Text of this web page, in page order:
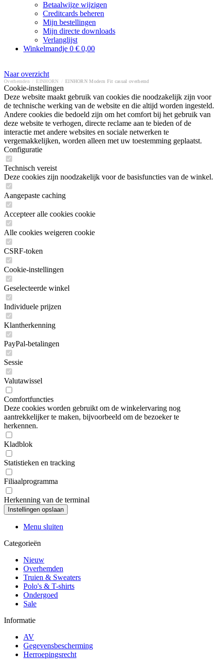
Betaalwijze wijzigen
Creditcards beheren
Mijn bestellingen
Mijn directe downloads
Verlanglijst
Winkelmandje 0 € 0,00
Naar overzicht
Overhemden EINHORN EINHORN Modern Fit casual overhemd
Cookie-instellingen
Deze website maakt gebruik van cookies die noodzakelijk zijn voor
de technische werking van de website en die altijd worden ingesteld.
Andere cookies die bedoeld zijn om het comfort bij het gebruik van
deze website te verhogen, directe reclame aan te bieden of de
interactie met andere websites en sociale netwerken te
vergemakkelijken, worden alleen met uw toestemming geplaatst.
Configuratie
Technisch vereist
Deze cookies zijn noodzakelijk voor de basisfuncties van de winkel.
Aangepaste caching
Accepteer alle cookies cookie
Alle cookies weigeren cookie
CSRF-token
Cookie-instellingen
Geselecteerde winkel
Individuele prijzen
Klantherkenning
PayPal-betalingen
Sessie
Valutawissel
Comfortfuncties
Deze cookies worden gebruikt om de winkelervaring nog
aantrekkelijker te maken, bijvoorbeeld om de bezoeker te
herkennen.
Kladblok
Statistieken en tracking
Filiaalprogramma
Herkenning van de terminal
Menu sluiten
Categorieën
Nieuw
Overhemden
Truien & Sweaters
Polo's & T-shirts
Ondergoed
Sale
Informatie
AV
Gegevensbescherming
Herroepingsrecht